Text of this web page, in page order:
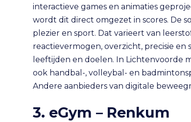
interactieve games en animaties
wordt dit direct omgezet in scores. De
plezier en sport. Dat varieert van
reactievermogen, overzicht, precisie
leeftijden en doelen. In Lichtenvoorde
ook handbal-, volleybal- en
Andere aanbieders van digitale
3. eGym – Renkum